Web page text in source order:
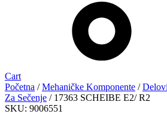
Cart
Početna /Mehaničke Komponente /
Za Sečenje / 17363 SCHEIBE E2/ R2
SKU: 9006551